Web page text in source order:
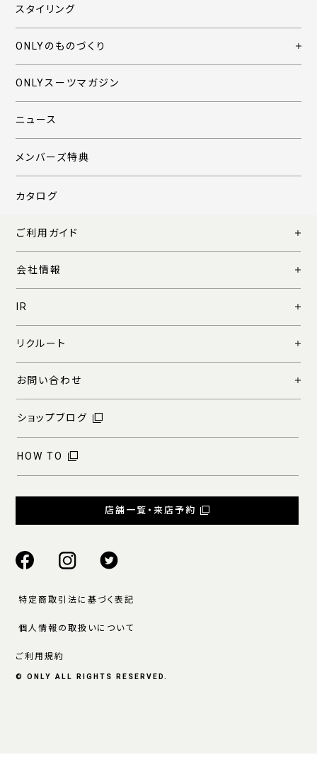
スタイリング
ONLYのものづくり
ONLYスーツマガジン
ニュース
メンバーズ特典
カタログ
ご利用ガイド
会社情報
IR
リクルート
お問い合わせ
ショップブログ
HOW TO
店舗一覧・来店予約
特定商取引法に基づく表記
個人情報の取扱いについて
ご利用規約
© ONLY ALL RIGHTS RESERVED.